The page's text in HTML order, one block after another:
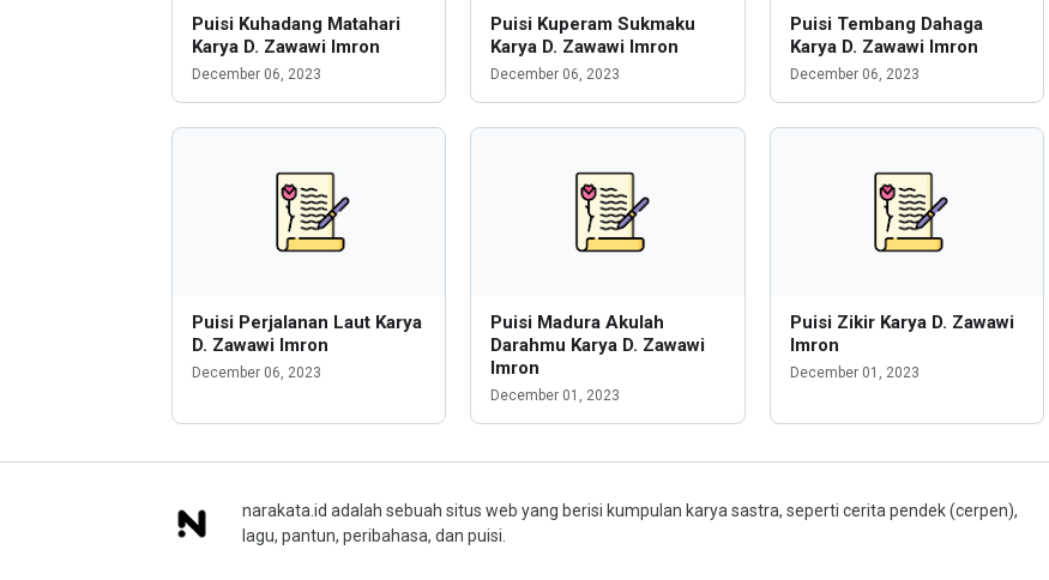
Puisi Kuhadang Matahari
Karya D. Zawawi Imron
December 06, 2023
Puisi Kuperam Sukmaku
Karya D. Zawawi Imron
December 06, 2023
Puisi Tembang Dahaga
Karya D. Zawawi Imron
December 06, 2023
Puisi Perjalanan Laut Karya
D. Zawawi Imron
December 06, 2023
Puisi Madura Akulah
Darahmu Karya D. Zawawi
Imron
December 01, 2023
Puisi Zikir Karya D. Zawawi
Imron
December 01, 2023
narakata.id adalah sebuah situs web yang berisi kumpulan karya sastra, seperti cerita pendek (cerpen),
lagu, pantun, peribahasa, dan puisi.